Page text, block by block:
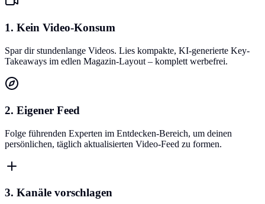
1. Kein Video-Konsum
Spar dir stundenlange Videos. Lies kompakte, KI-generierte Key-
Takeaways im edlen Magazin-Layout – komplett werbefrei.
2. Eigener Feed
Folge führenden Experten im Entdecken-Bereich, um deinen
persönlichen, täglich aktualisierten Video-Feed zu formen.
3. Kanäle vorschlagen